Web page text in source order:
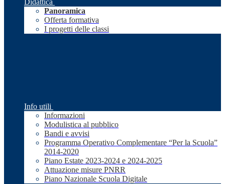
Didattica
Panoramica
Offerta formativa
I progetti delle classi
Info utili
Informazioni
Modulistica al pubblico
Bandi e avvisi
Programma Operativo Complementare “Per la Scuola”
2014-2020
Piano Estate 2023-2024 e 2024-2025
Attuazione misure PNRR
Piano Nazionale Scuola Digitale